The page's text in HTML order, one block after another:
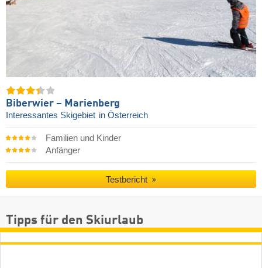
Biberwier – Marienberg
Interessantes Skigebiet in Österreich
Familien und Kinder
Anfänger
Testbericht
Tipps für den Skiurlaub